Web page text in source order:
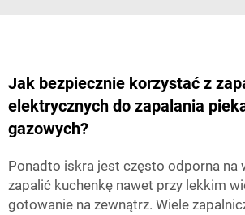
Jak bezpiecznie korzystać z
elektrycznych do zapalania
gazowych?
Ponadto iskra jest często odporna na
zapalić kuchenkę nawet przy lekkim
gotowanie na zewnątrz. Wiele